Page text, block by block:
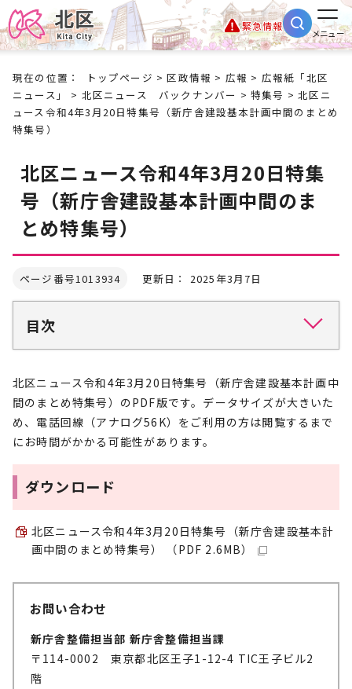
緊急情報
メニュー
現在の位置： トップページ >区政情報 > 広報 > 広報紙「北区
ニュース」
> 北区ニュース バックナンバー >特集号 > 北区ニ
ュース令和4年3月20日特集号（新庁舎建設基本計画中間のまとめ
特集号）
北区ニュース令和4年3月20日特集
号（新庁舎建設基本計画中間のま
とめ特集号）
ページ番号1013934 更新日： 2025年3月7日
目次
北区ニュース令和4年3月20日特集号（新庁舎建設基本計画中
間のまとめ特集号）のPDF版です。データサイズが大きいた
め、電話回線（アナログ56K）をご利用の方は閲覧するまで
にお時間がかかる可能性があります。
ダウンロード
北区ニュース令和4年3月20日特集号（新庁舎建設基本計
画中間のまとめ特集号） （PDF 2.6MB）
お問い合わせ
新庁舎整備担当部 新庁舎整備担当課
〒114-0002 東京都北区王子1-12-4 TIC王子ビル2
階